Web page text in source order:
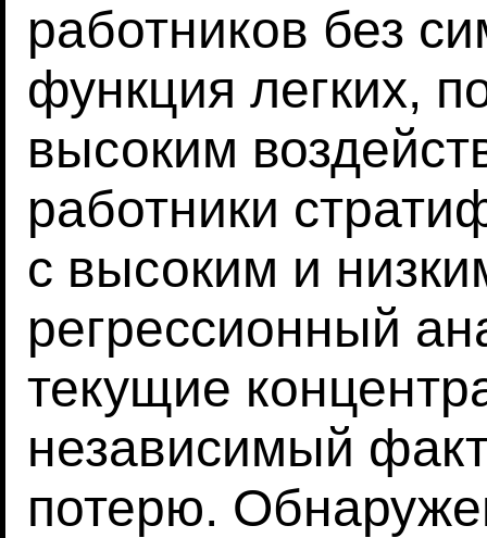
работников без
функция легких,
высоким
работники
с высоким и
регрессионный
текущие
независимый
потерю.